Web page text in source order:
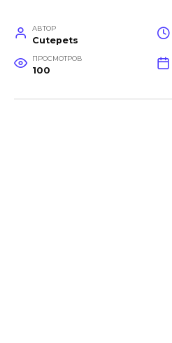
АВТОР
Cutepets
ПРОСМОТРОВ
100